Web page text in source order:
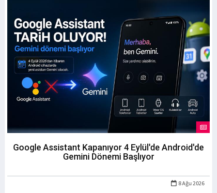
Google Assistant Kapanıyor 4 Eylül'de Android'de
Gemini Dönemi Başlıyor
8 Ağu 2026